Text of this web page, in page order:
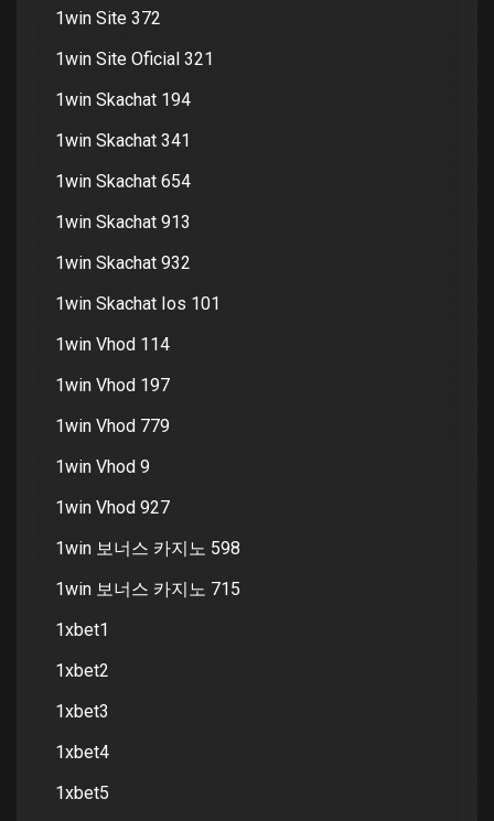
1win Site 372
1win Site Oficial 321
1win Skachat 194
1win Skachat 341
1win Skachat 654
1win Skachat 913
1win Skachat 932
1win Skachat Ios 101
1win Vhod 114
1win Vhod 197
1win Vhod 779
1win Vhod 9
1win Vhod 927
1win 보너스 카지노 598
1win 보너스 카지노 715
1xbet1
1xbet2
1xbet3
1xbet4
1xbet5